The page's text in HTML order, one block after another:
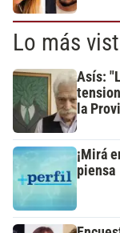
Lo más
Asís:
la
¡Mirá
piensa